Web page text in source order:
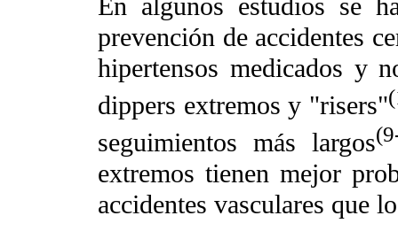
En algunos estudios se
prevención de accidentes
hipertensos medicados y
dippers extremos y "risers"
seguimientos más largos
extremos tienen mejor
accidentes vasculares que